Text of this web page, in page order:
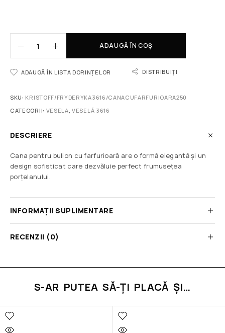
ADAUGĂ ÎN COȘ
ADAUGĂ ÎN LISTA DORINȚELOR DISTRIBUIȚI
SKU: KRISTOFF/FRYDERYKA3616/CANACUFARFURIOARA250
CATEGORII: VESELA,VESELĂ 3616
DESCRIERE
Cana pentru bulion cu farfurioară are o formă elegantă și un
design sofisticat care dezvăluie perfect frumusețea
porțelanului.
INFORMAȚII SUPLIMENTARE
RECENZII (0)
S-AR PUTEA SĂ-ȚI PLACĂ ȘI…